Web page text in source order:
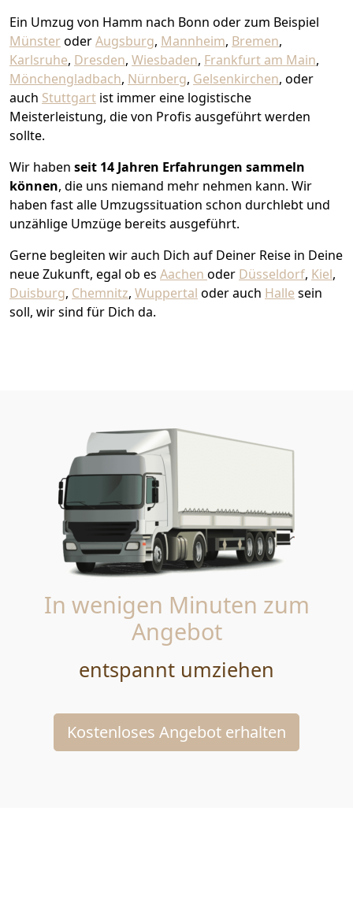
Ein Umzug von Hamm nach Bonn oder zum Beispiel
MünsteroderAugsburg, Mannheim, Bremen,
Karlsruhe, Dresden, Wiesbaden, Frankfurt am Main,
Mönchen­gladbach, Nürnberg, Gelsenkirchen, oder
auch Stuttgart ist immer eine logistische
Meisterleistung, die von Profis ausgeführt werden
sollte.
Wir haben seit 14 Jahren Erfahrungen sammeln
können, die uns niemand mehr nehmen kann. Wir
haben fast alle Umzugssituation schon durchlebt und
unzählige Umzüge bereits ausgeführt.
Gerne begleiten wir auch Dich auf Deiner Reise in Deine
neue Zukunft, egal ob es Aachen oder Düsseldorf, Kiel,
Duisburg, Chemnitz, Wuppertal oder auch Halle sein
soll, wir sind für Dich da.
In wenigen Minuten zum
Angebot
entspannt umziehen
Kostenloses Angebot erhalten